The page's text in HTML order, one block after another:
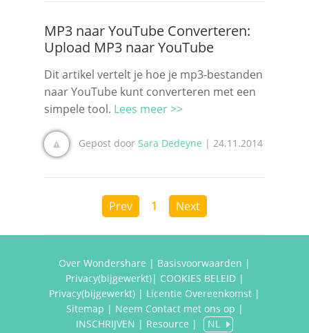
MP3 naar YouTube Converteren:
Upload MP3 naar YouTube
Dit artikel vertelt je hoe je mp3-bestanden
naar YouTube kunt converteren met een
simpele tool. Lees meer >>
Gepost door Sara Dedeyne | 24.11.2014
Prev 1 Next
Over Wondershare | Basisvoorwaarden |
Privacy(bijgewerkt)| COOKIES BELEID |
Privacy(bijgewerkt) | Licentie Overeenkomst |
Sitemap | Neem Contact met ons op |
INSCHRIJVEN | Resource | NL